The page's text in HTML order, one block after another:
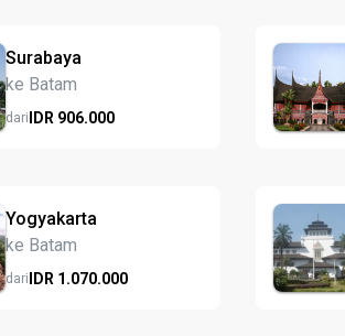
Surabaya
ke Batam
dariIDR 906.000
Yogyakarta
ke Batam
dariIDR 1.070.000